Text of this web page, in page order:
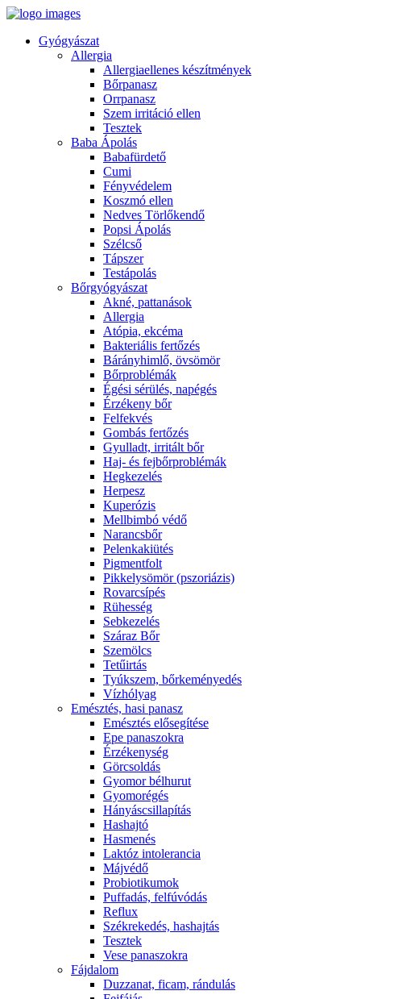
Gyógyászat
Allergia
Allergiaellenes készítmények
Bőrpanasz
Orrpanasz
Szem irritáció ellen
Tesztek
Baba Ápolás
Babafürdető
Cumi
Fényvédelem
Koszmó ellen
Nedves Törlőkendő
Popsi Ápolás
Szélcső
Tápszer
Testápolás
Bőrgyógyászat
Akné, pattanások
Allergia
Atópia, ekcéma
Bakteriális fertőzés
Bárányhimlő, övsömör
Bőrproblémák
Égési sérülés, napégés
Érzékeny bőr
Felfekvés
Gombás fertőzés
Gyulladt, irritált bőr
Haj- és fejbőrproblémák
Hegkezelés
Herpesz
Kuperózis
Mellbimbó védő
Narancsbőr
Pelenkakiütés
Pigmentfolt
Pikkelysömör (pszoriázis)
Rovarcsípés
Rühesség
Sebkezelés
Száraz Bőr
Szemölcs
Tetűirtás
Tyúkszem, bőrkeményedés
Vízhólyag
Emésztés, hasi panasz
Emésztés elősegítése
Epe panaszokra
Érzékenység
Görcsoldás
Gyomor bélhurut
Gyomorégés
Hányáscsillapítás
Hashajtó
Hasmenés
Laktóz intolerancia
Májvédő
Probiotikumok
Puffadás, felfúvódás
Reflux
Székrekedés, hashajtás
Tesztek
Vese panaszokra
Fájdalom
Duzzanat, ficam, rándulás